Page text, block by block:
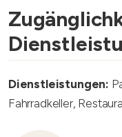
Dienstleistungen:
Fahrradkeller,